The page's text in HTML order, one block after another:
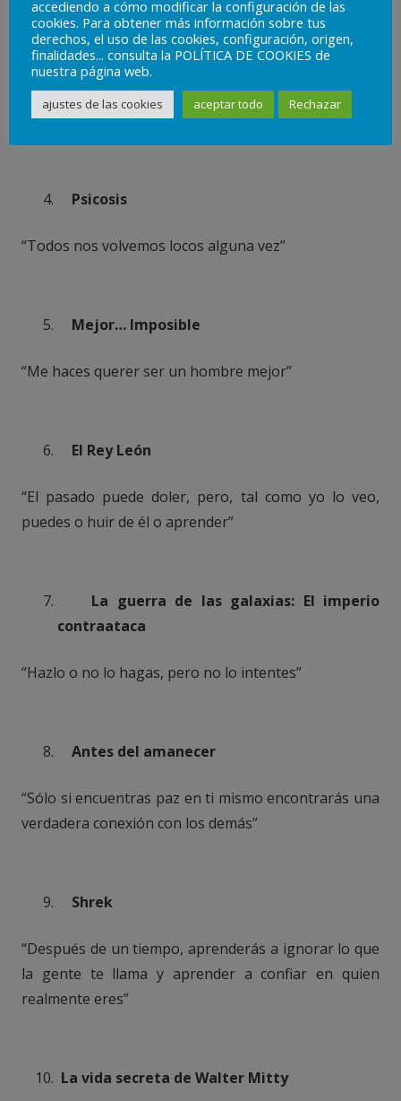
Todo en un día
“La vida va demasiado rápido. Si no te paras y miras a
tu alrededor de vez en cuando, puedes perdértela”
Psicosis
“Todos nos volvemos locos alguna vez”
Mejor… Imposible
“Me haces querer ser un hombre mejor”
El Rey León
“El pasado puede doler, pero, tal como yo lo veo,
puedes o huir de él o aprender”
La guerra de las galaxias: El imperio
contraataca
“Hazlo o no lo hagas, pero no lo intentes”
Antes del amanecer
“Sólo si encuentras paz en ti mismo encontrarás una
verdadera conexión con los demás”
Shrek
“Después de un tiempo, aprenderás a ignorar lo que
la gente te llama y aprender a confiar en quien
realmente eres”
La vida secreta de Walter Mitty
accediendo a cómo modificar la configuración de las
cookies. Para obtener más información sobre tus
derechos, el uso de las cookies, configuración, origen,
finalidades... consulta la POLÍTICA DE COOKIES de
nuestra página web.
ajustes de las cookies aceptar todo Rechazar